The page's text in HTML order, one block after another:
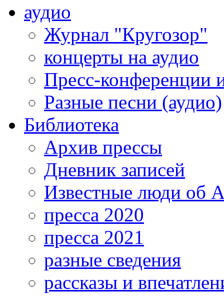
аудио
Журнал "Кругозор"
концерты на аудио
Пресс-конференции
Разные песни (аудио)
Библиотека
Архив прессы
Дневник записей
Известные люди об
пресса 2020
пресса 2021
разные сведения
рассказы и